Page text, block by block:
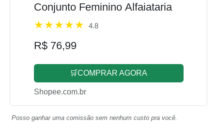
Conjunto Feminino Alfaiataria
4.8
R$ 76,99
🛒COMPRAR AGORA
Shopee.com.br
Posso ganhar uma comissão sem nenhum custo pra você.